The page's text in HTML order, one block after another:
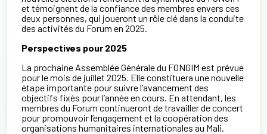
et témoignent de la confiance des membres envers ces
deux personnes, qui joueront un rôle clé dans la conduite
des activités du Forum en 2025.
Perspectives pour 2025
La prochaine Assemblée Générale du FONGIM est prévue
pour le mois de juillet 2025. Elle constituera une nouvelle
étape importante pour suivre l’avancement des
objectifs fixés pour l’année en cours. En attendant, les
membres du Forum continueront de travailler de concert
pour promouvoir l’engagement et la coopération des
organisations humanitaires internationales au Mali.